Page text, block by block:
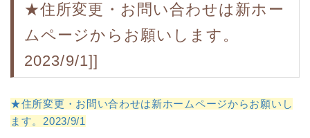
★住所変更・お問い合わせは新ホー
ムページからお願いします。
2023/9/1]]
★住所変更・お問い合わせは新ホームページからお願いし
ます。2023/9/1